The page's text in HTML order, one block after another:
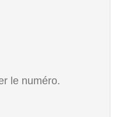
le numéro.